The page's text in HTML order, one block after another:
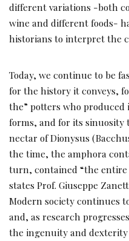
different variations -both
wine and different foods-
historians to interpret the
Today, we continue to be
for the history it conveys,
the” potters who
forms, and for its sinuosity
nectar of Dionysus
the time, the amphora
turn, contained “the
states Prof. Giuseppe
Modern society continues
and, as research
the ingenuity and